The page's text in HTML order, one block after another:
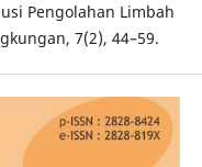
Pengolahan Limbah
7(2), 44–59.